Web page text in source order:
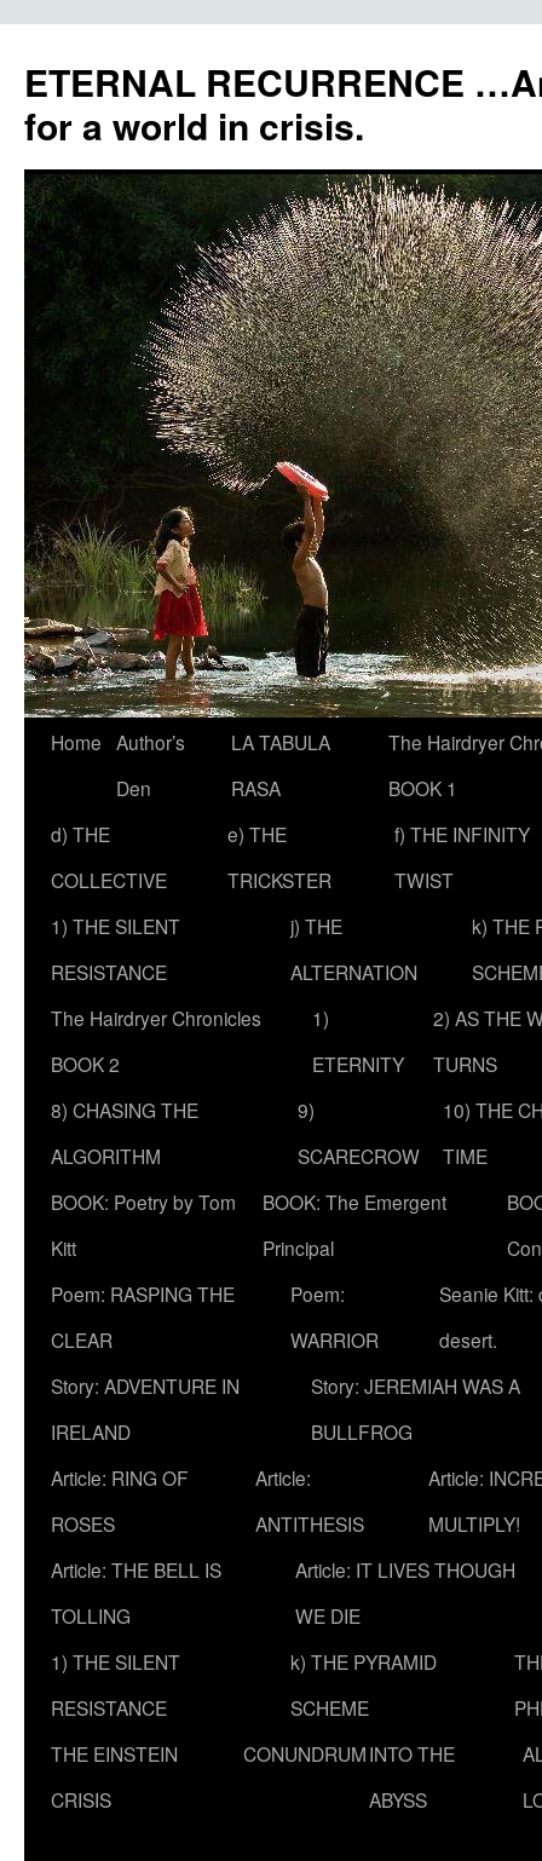
ETERNAL RECURRENCE
for a world in crisis.
Skip
content
Home Author’s
Den
LA TABULA
RASA
The Hairdryer
BOOK 1
d) THE
COLLECTIVE
e) THE
TRICKSTER
f) THE INFINITY
TWIST
1) THE SILENT
RESISTANCE
j) THE
ALTERNATION
k) THE
The Hairdryer Chronicles
BOOK 2
1)
ETERNITY
2) AS THE
TURNS
8) CHASING THE
ALGORITHM
9)
SCARECROW
10) THE
TIME
BOOK: Poetry by Tom
Kitt
BOOK: The Emergent
Principal
Poem: RASPING THE
CLEAR
Poem:
WARRIOR
Seanie Kitt:
desert.
Story: ADVENTURE IN
IRELAND
Story: JEREMIAH WAS A
BULLFROG
Article: RING OF
ROSES
Article:
ANTITHESIS
Article:
MULTIPLY!
Article: THE BELL IS
TOLLING
Article: IT LIVES THOUGH
WE DIE
1) THE SILENT
RESISTANCE
k) THE PYRAMID
SCHEME
THE EINSTEIN
CRISIS
CONUNDRUMINTO THE
ABYSS